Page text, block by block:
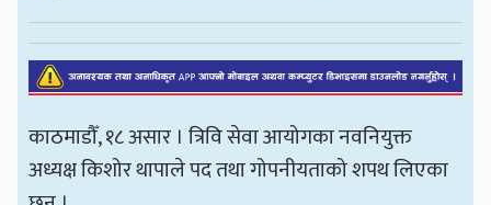
काठमाडौँ, १८ असार । त्रिवि सेवा आयोगका नवनियुक्त
अध्यक्ष किशोर थापाले पद तथा गोपनीयताको शपथ लिएका